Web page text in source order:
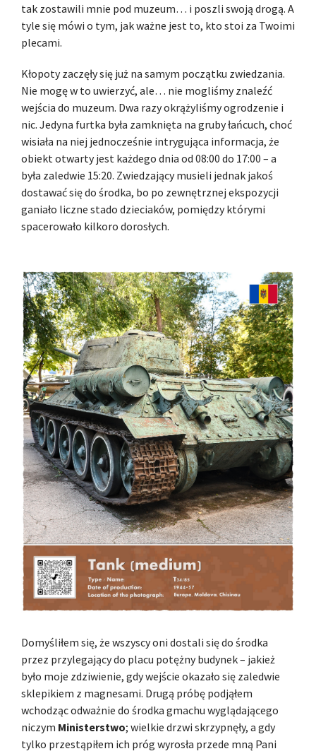
tak zostawili mnie pod muzeum… i poszli swoją drogą. A
tyle się mówi o tym, jak ważne jest to, kto stoi za Twoimi
plecami.
Kłopoty zaczęły się już na samym początku zwiedzania.
Nie mogę w to uwierzyć, ale… nie mogliśmy znaleźć
wejścia do muzeum. Dwa razy okrążyliśmy ogrodzenie i
nic. Jedyna furtka była zamknięta na gruby łańcuch, choć
wisiała na niej jednocześnie intrygująca informacja, że
obiekt otwarty jest każdego dnia od 08:00 do 17:00 – a
była zaledwie 15:20. Zwiedzający musieli jednak jakoś
dostawać się do środka, bo po zewnętrznej ekspozycji
ganiało liczne stado dzieciaków, pomiędzy którymi
spacerowało kilkoro dorosłych.
Domyśliłem się, że wszyscy oni dostali się do środka
przez przylegający do placu potężny budynek – jakież
było moje zdziwienie, gdy wejście okazało się zaledwie
sklepikiem z magnesami. Drugą próbę podjąłem
wchodząc odważnie do środka gmachu wyglądającego
niczym Ministerstwo; wielkie drzwi skrzypnęły, a gdy
tylko przestąpiłem ich próg wyrosła przede mną Pani